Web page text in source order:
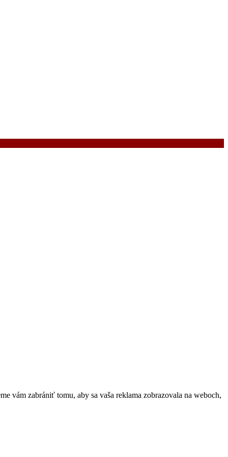
vám zabrániť tomu, aby sa vaša reklama zobrazovala na weboch,